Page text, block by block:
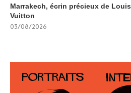
Marrakech, écrin précieux de Louis
Vuitton
03/08/2026